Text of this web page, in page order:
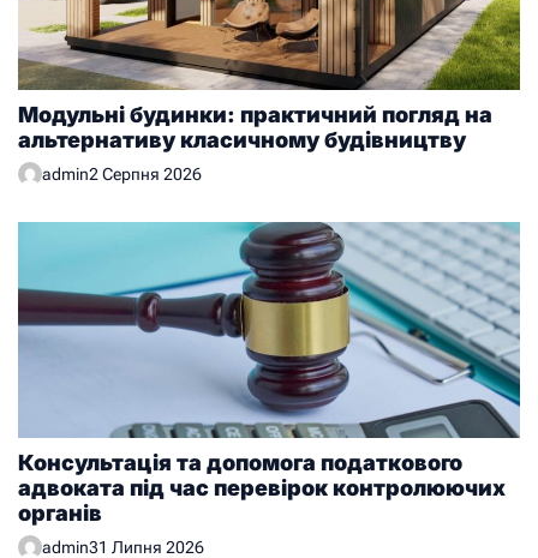
Модульні будинки: практичний погляд на
альтернативу класичному будівництву
admin2 Серпня 2026
Консультація та допомога податкового
адвоката під час перевірок контролюючих
органів
admin31 Липня 2026